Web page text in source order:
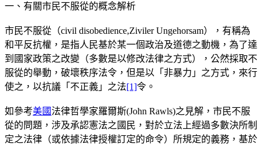
一、有關市民不服從的概念解析
市民不服從（civil disobedience,Ziviler Ungehorsam），有稱為
和平反抗權，是指人民基於某一個政治及道德之動機，為了達
到國家政策之改變（多數是以修改法律之方式），公然採取不
服從的舉動，破壞秩序法令，但是以「非暴力」之方式，來行
使之，以抗議「不正義」之法[1]令。
如參考美國法律哲學家羅爾斯(John Rawls)之見解，市民不服
從的問題，涉及承認憲法之國民，對於立法上經過多數決所制
定之法律（或依據法律授權訂定的命令）所規定的義務，基於